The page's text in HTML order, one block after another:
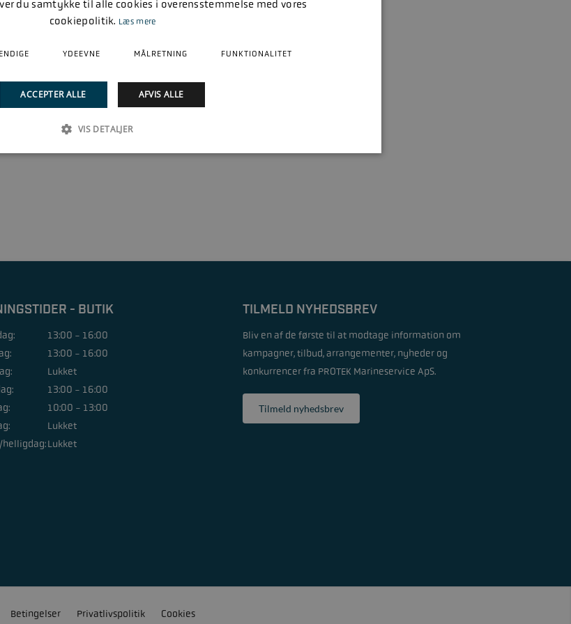
- BUTIK
13:00 - 16:00
13:00 - 16:00
Lukket
13:00 - 16:00
10:00 - 13:00
Lukket
Lukket
TILMELD NYHEDSBREV
Bliv en af de første til at modtage information om
kampagner, tilbud, arrangementer, nyheder og
konkurrencer fra PROTEK Marineservice ApS.
Tilmeld nyhedsbrev
Betingelser Privatlivspolitik Cookies
du samtykke til alle cookies i overensstemmelse med vores
cookiepolitik. Læs mere
YDEEVNE MÅLRETNING FUNKTIONALITET
ACCEPTER ALLE AFVIS ALLE
VIS DETALJER